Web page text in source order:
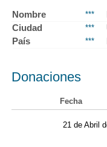
Contáctenos
Nombre ***
Ciudad
***
País
***
Donaciones
Fecha
21 de Abril